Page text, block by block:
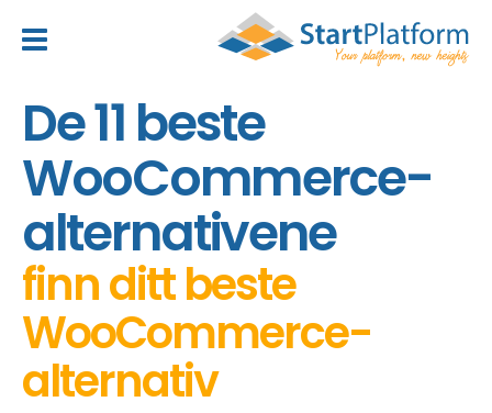
De 11 beste
WooCommerce-
alternativene
finn ditt beste
WooCommerce-
alternativ
header_toggle_navigation